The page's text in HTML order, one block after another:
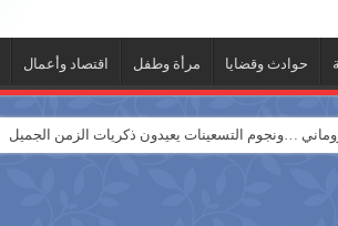
حوادث وقضايا مرأة وطفل اقتصاد وأعمال
…ونجوم التسعينات يعيدون ذكريات الزمن الجميل